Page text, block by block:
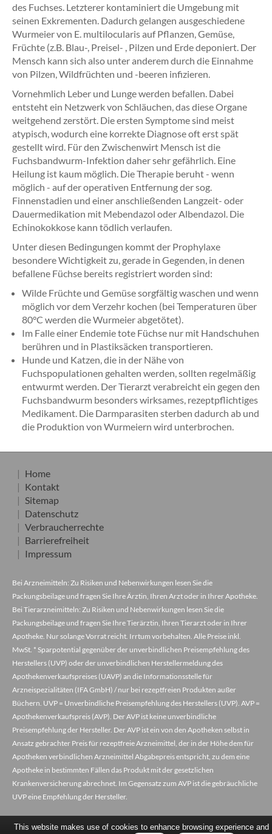
des Fuchses. Letzterer kontaminiert die Umgebung mit
seinen Exkrementen. Dadurch gelangen ausgeschiedene
Wurmeier von E. multilocularis auf Pflanzen, Gemüse,
Früchte (z.B. Blau-, Preisel- , Pilzen und Erde deponiert. Der
Mensch kann sich also unter anderem durch die Einnahme
von Pilzen, Wildfrüchten und -beeren infizieren.
Vornehmlich Leber und Lunge werden befallen. Dabei
entsteht ein Netzwerk von Schläuchen, das diese Organe
weitgehend zerstört. Die ersten Symptome sind meist
atypisch, wodurch eine korrekte Diagnose oft erst spät
gestellt wird. Für den Zwischenwirt Mensch ist die
Fuchsbandwurm-Infektion daher sehr gefährlich. Eine
Heilung ist kaum möglich. Die Therapie beruht - wenn
möglich - auf der operativen Entfernung der sog.
Finnenstadien und einer anschließenden Langzeit- oder
Dauermedikation mit Mebendazol oder Albendazol. Die
Echinokokkose kann tödlich verlaufen.
Unter diesen Bedingungen kommt der Prophylaxe
besondere Wichtigkeit zu, gerade in Gegenden, in denen
befallene Füchse bereits registriert worden sind:
Wilde Früchte und Gemüse sorgfältig waschen und wenn
möglich vor dem Verzehr kochen (bei Temperaturen über
80°C werden die Wurmeier abgetötet).
Im Falle einer Endemie tote Füchse nur mit Handschuhen
berühren und in Plastiksäcken transportieren.
Hunde und Katzen, die in der Nähe von
Fuchspopulationen gehalten werden, sollten regelmäßig
entwurmt werden. Der Tierarzt verabreicht ein gegen den
Fuchsbandwurm besonders wirksames, rezeptpflichtiges
Medikament. Die Darmparasiten sterben dadurch ab und
die Produktion von Wurmeiern wird unterbrochen.
Home
Kontakt
Sitemap
Datenschutz
Verbraucherrechte
Barrierefreiheit
Impressum
Bei Arzneimitteln: Zu Risiken und Nebenwirkungen lesen Sie die
Packungsbeilage und fragen Sie Ihre Ärztin, Ihren Arzt oder in Ihrer Apotheke.
Bei Tierarzneimitteln: Zu Risiken und Nebenwirkungen lesen Sie die
Packungsbeilage und fragen Sie Ihre Tierärztin, Ihren Tierarzt oder in Ihrer
Apotheke. Nur solange Vorrat reicht. Irrtum vorbehalten. Alle Preise inkl.
MwSt. * Sparpotential gegenüber der unverbindlichen Preisempfehlung des
Herstellers (UVP) oder der unverbindlichen Herstellermeldung des
Apothekenverkaufspreises (UAVP) an die Informationsstelle für
Arzneispezialitäten (IFA GmbH) / nur bei rezeptfreien Produkten außer
Büchern. UVP = Unverbindliche Preisempfehlung des Herstellers (UVP). AVP =
Apothekenverkaufspreis (AVP). Der AVP ist keine unverbindliche
Preisempfehlung der Hersteller. Der AVP ist ein von den Apotheken selbst in
Ansatz gebrachter Preis für rezeptfreie Arzneimittel, der in der Höhe dem für
Apotheken verbindlichen Arzneimittel Abgabepreis entspricht, zu dem eine
Apotheke in bestimmten Fällen das Produkt mit der gesetzlichen
Krankenversicherung abrechnet. Im Gegensatz zum AVP ist die gebräuchliche
UVP eine Empfehlung der Hersteller.
This website makes use of cookies to enhance browsing experience and